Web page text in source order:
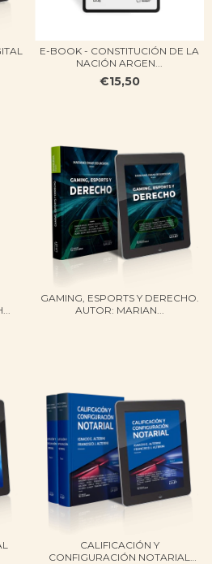
E-BOOK - CONSTITUCIÓN DE LA
NACIÓN ARGEN...
€15,50
GAMING, ESPORTS Y DERECHO.
AUTOR: MARIAN...
CALIFICACIÓN Y
CONFIGURACIÓN NOTARIAL